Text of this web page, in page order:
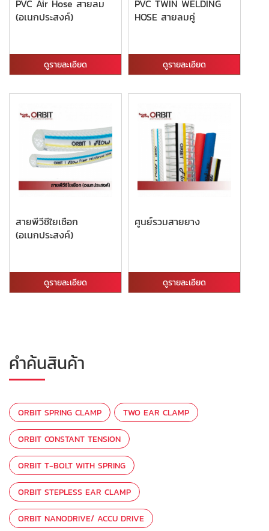
PVC Air Hose สายลม
(อเนกประสงค์)
ดูรายละเอียด
PVC TWIN WELDING
HOSE สายลมคู่
ดูรายละเอียด
สายพีวีซีใยเชือก
(อเนกประสงค์)
ดูรายละเอียด
ศูนย์รวมสายยาง
ดูรายละเอียด
คำค้นสินค้า
ORBIT SPRING CLAMP TWO EAR CLAMP
ORBIT CONSTANT TENSION
ORBIT T-BOLT WITH SPRING
ORBIT STEPLESS EAR CLAMP
ORBIT NANODRIVE/ ACCU DRIVE